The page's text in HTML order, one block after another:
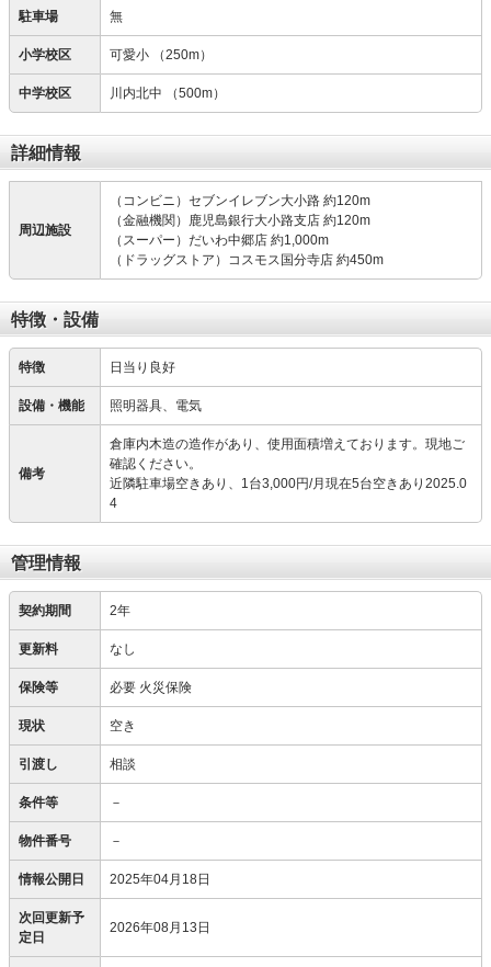
駐車場 無
小学校区 可愛小 （250m）
中学校区 川内北中 （500m）
詳細情報
周辺施設
（コンビニ）セブンイレブン大小路 約120m
（金融機関）鹿児島銀行大小路支店 約120m
（スーパー）だいわ中郷店 約1,000m
（ドラッグストア）コスモス国分寺店 約450m
特徴・設備
特徴 日当り良好
設備・機能 照明器具、電気
備考
倉庫内木造の造作があり、使用面積増えております。現地ご
確認ください。
近隣駐車場空きあり、1台3,000円/月現在5台空きあり2025.0
4
管理情報
契約期間 2年
更新料 なし
保険等 必要 火災保険
現状 空き
引渡し 相談
条件等 －
物件番号 －
情報公開日 2025年04月18日
次回更新予
定日
2026年08月13日